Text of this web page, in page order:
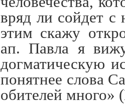
вряд ли сойдет
этим скажу
ап. Павла я
догматическую
понятнее слова
обителей много»